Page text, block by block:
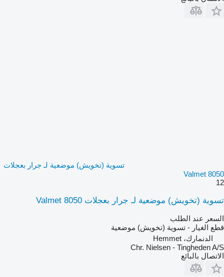
تسوية (تخويش) موضعية لـ جرار بعجلات
Valmet 8050
12
تسوية (تخويش) موضعية لـ جرار بعجلات Valmet 8050
السعر عند الطلب
قطع الغيار - تسوية (تخويش) موضعية
الدنمارك، Hemmet
Chr. Nielsen - Tingheden A/S
الاتصال بالبائع